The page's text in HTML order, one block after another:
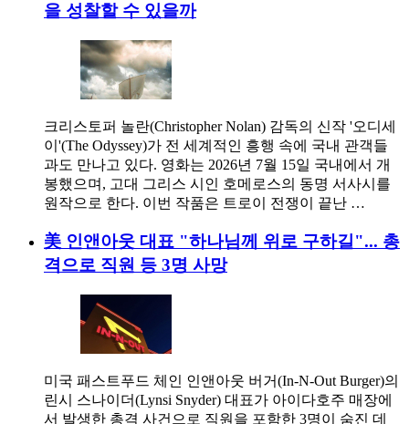
을 성찰할 수 있을까
크리스토퍼 놀란(Christopher Nolan) 감독의 신작 '오디세
이'(The Odyssey)가 전 세계적인 흥행 속에 국내 관객들
과도 만나고 있다. 영화는 2026년 7월 15일 국내에서 개
봉했으며, 고대 그리스 시인 호메로스의 동명 서사시를
원작으로 한다. 이번 작품은 트로이 전쟁이 끝난 …
美 인앤아웃 대표 "하나님께 위로 구하길"... 총
격으로 직원 등 3명 사망
미국 패스트푸드 체인 인앤아웃 버거(In-N-Out Burger)의
린시 스나이더(Lynsi Snyder) 대표가 아이다호주 매장에
서 발생한 총격 사건으로 직원을 포함한 3명이 숨진 데